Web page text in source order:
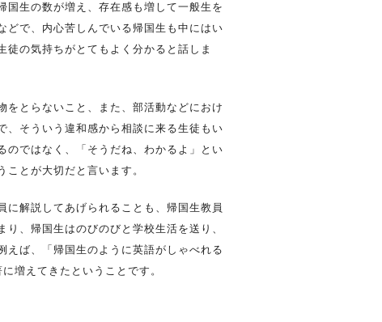
国生の数が増え、存在感も増して一般生を
どで、内心苦しんでいる帰国生も中にはい
の気持ちがとてもよく分かると話しま
をとらないこと、また、部活動などにおけ
、そういう違和感から相談に来る生徒もい
のではなく、「そうだね、わかるよ」とい
とが大切だと言います。
に解説してあげられることも、帰国生教員
、帰国生はのびのびと学校生活を送り、
えば、「帰国生のように英語がしゃべれる
増えてきたということです。